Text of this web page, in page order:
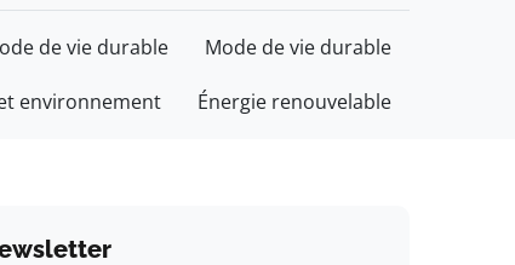
de vie durable Mode de vie durable
environnement Énergie renouvelable